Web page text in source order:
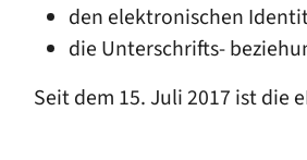
den elektronischen
die Unterschrifts-
Seit dem 15. Juli 2017 ist die